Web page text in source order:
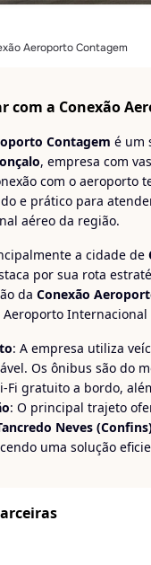
Aeroporto Contagem
com a Conexão
Contagem é um
, empresa com
com o aeroporto
e prático para
aéreo da região.
a cidade de
por sua rota
da Conexão
Aeroporto Internacional
: A empresa utiliza
Os ônibus são do
Fi gratuito a bordo,
: O principal trajeto
Neves
uma solução